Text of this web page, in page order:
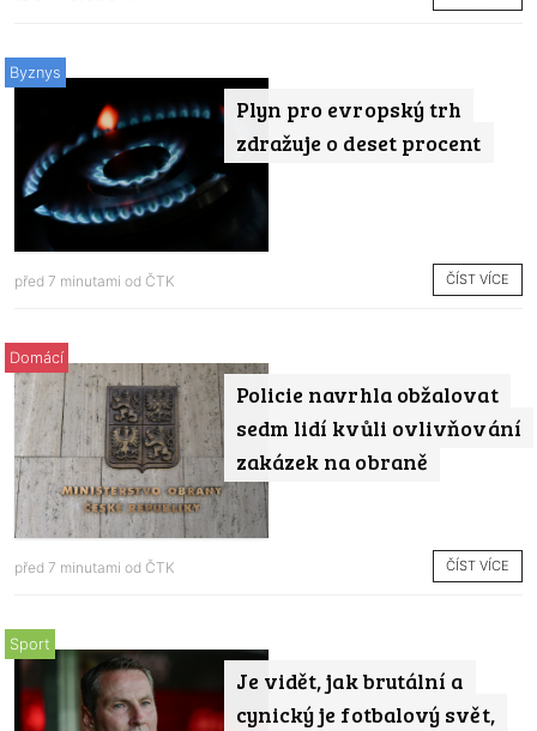
Plyn pro evropský trh
zdražuje o deset procent
Byznys
před 7 minutami od ČTK ČÍST VÍCE
Policie navrhla obžalovat
sedm lidí kvůli ovlivňování
zakázek na obraně
Domácí
před 7 minutami od ČTK ČÍST VÍCE
Je vidět, jak brutální a
cynický je fotbalový svět,
Sport